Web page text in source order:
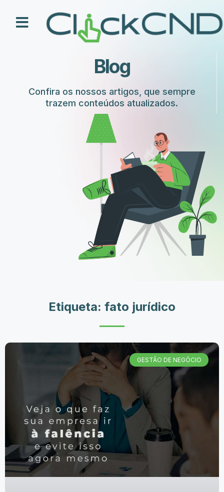
Blog
Confira os nossos artigos, que sempre
trazem conteúdos atualizados.
Etiqueta: fato jurídico
GESTÃO DE NEGÓCIO